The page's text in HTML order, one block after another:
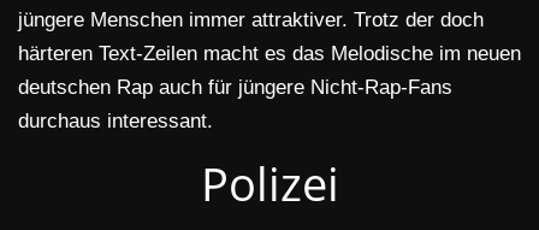
jüngere Menschen immer attraktiver. Trotz der doch
härteren Text-Zeilen macht es das Melodische im neuen
deutschen Rap auch für jüngere Nicht-Rap-Fans
durchaus interessant.
Polizei